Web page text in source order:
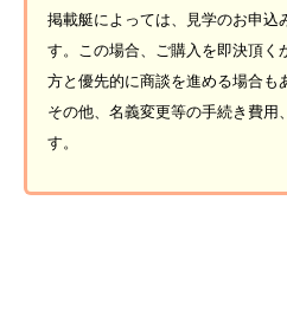
掲載艇によっては、見学のお申込
す。この場合、ご購入を即決頂く
方と優先的に商談を進める場合も
その他、名義変更等の手続き費用
す。